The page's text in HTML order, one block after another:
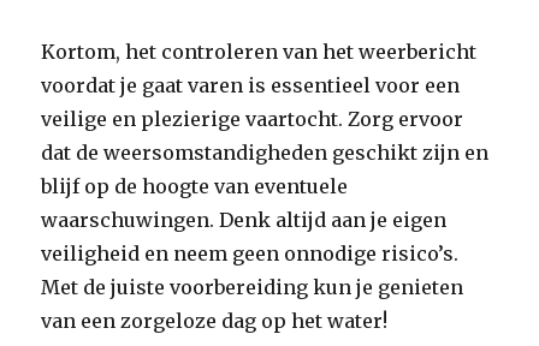
Kortom, het controleren van het weerbericht
voordat je gaat varen is essentieel voor een
veilige en plezierige vaartocht. Zorg ervoor
dat de weersomstandigheden geschikt zijn en
blijf op de hoogte van eventuele
waarschuwingen. Denk altijd aan je eigen
veiligheid en neem geen onnodige risico’s.
Met de juiste voorbereiding kun je genieten
van een zorgeloze dag op het water!